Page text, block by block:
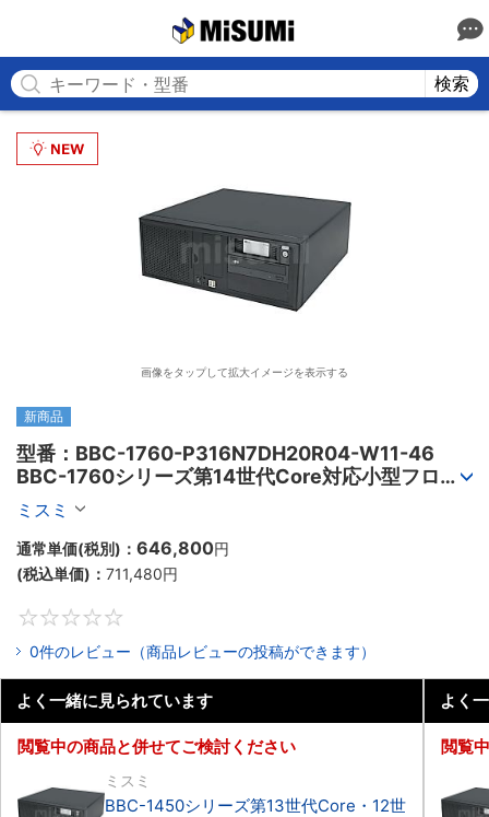
検索
画像をタップして拡大イメージを表示する
新商品
型番：BBC-1760-P316N7DH20R04-W11-46
BBC-1760シリーズ第14世代Core対応小型フロア
マウント3PCIe
ミスミ
通常単価(税別)： 646,800円
(税込単価)： 711,480円
0件のレビュー（商品レビューの投稿ができます）
よく一緒に見られています
閲覧中の商品と併せてご検討ください
ミスミ
BBC-1450シリーズ第13世代Core・12世
よく
閲覧